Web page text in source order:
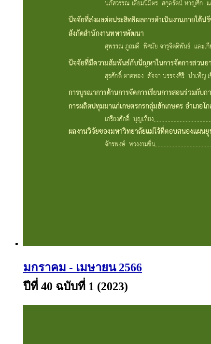
มกราคม - เมษายน 2566
ปีที่ 40 ฉบับที่ 1 (2023)